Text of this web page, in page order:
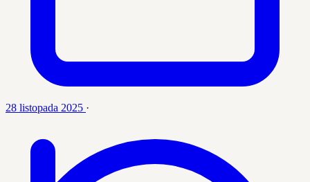
28 listopada 2025 ·